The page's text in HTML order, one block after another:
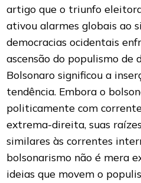
artigo que o triunfo
ativou alarmes globais ao
democracias ocidentais
ascensão do populismo de
Bolsonaro significou a
tendência. Embora o
politicamente com
extrema-direita, suas
similares às correntes
bolsonarismo não é mera
ideias que movem o